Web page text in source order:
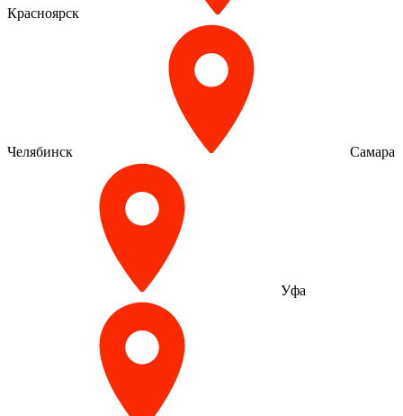
Красноярск
Челябинск Самара
Уфа